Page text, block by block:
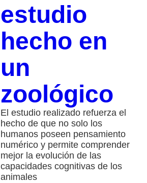
estudio
hecho en
un
zoológico
El estudio realizado refuerza el
hecho de que no solo los
humanos poseen pensamiento
numérico y permite comprender
mejor la evolución de las
capacidades cognitivas de los
animales